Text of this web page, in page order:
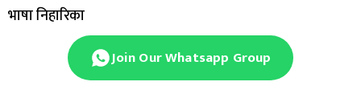
भाषा निहारिका
Join Our Whatsapp Group